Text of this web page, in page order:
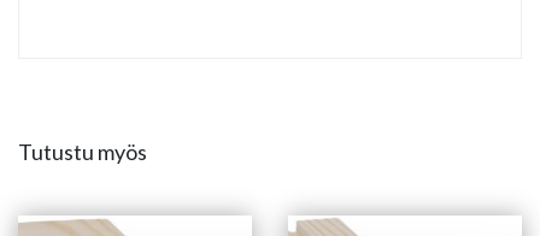
Tutustu myös